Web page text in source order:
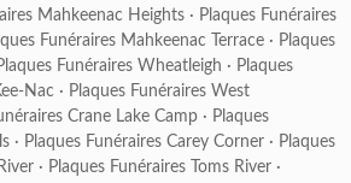
Mahkeenac Heights · Plaques Funéraires
Funéraires Mahkeenac Terrace · Plaques
Funéraires Wheatleigh · Plaques
Nac · Plaques Funéraires West
Crane Lake Camp · Plaques
· Plaques Funéraires Carey Corner · Plaques
· Plaques Funéraires Toms River ·